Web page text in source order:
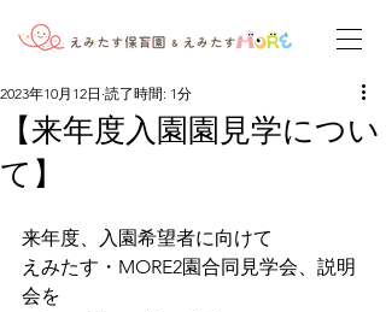
【来年度入園園見学につい
て】
2023年10月12日 読了時間: 1分
来年度、入園希望者に向けて
えみたす・MORE2園合同見学会、説明
会を